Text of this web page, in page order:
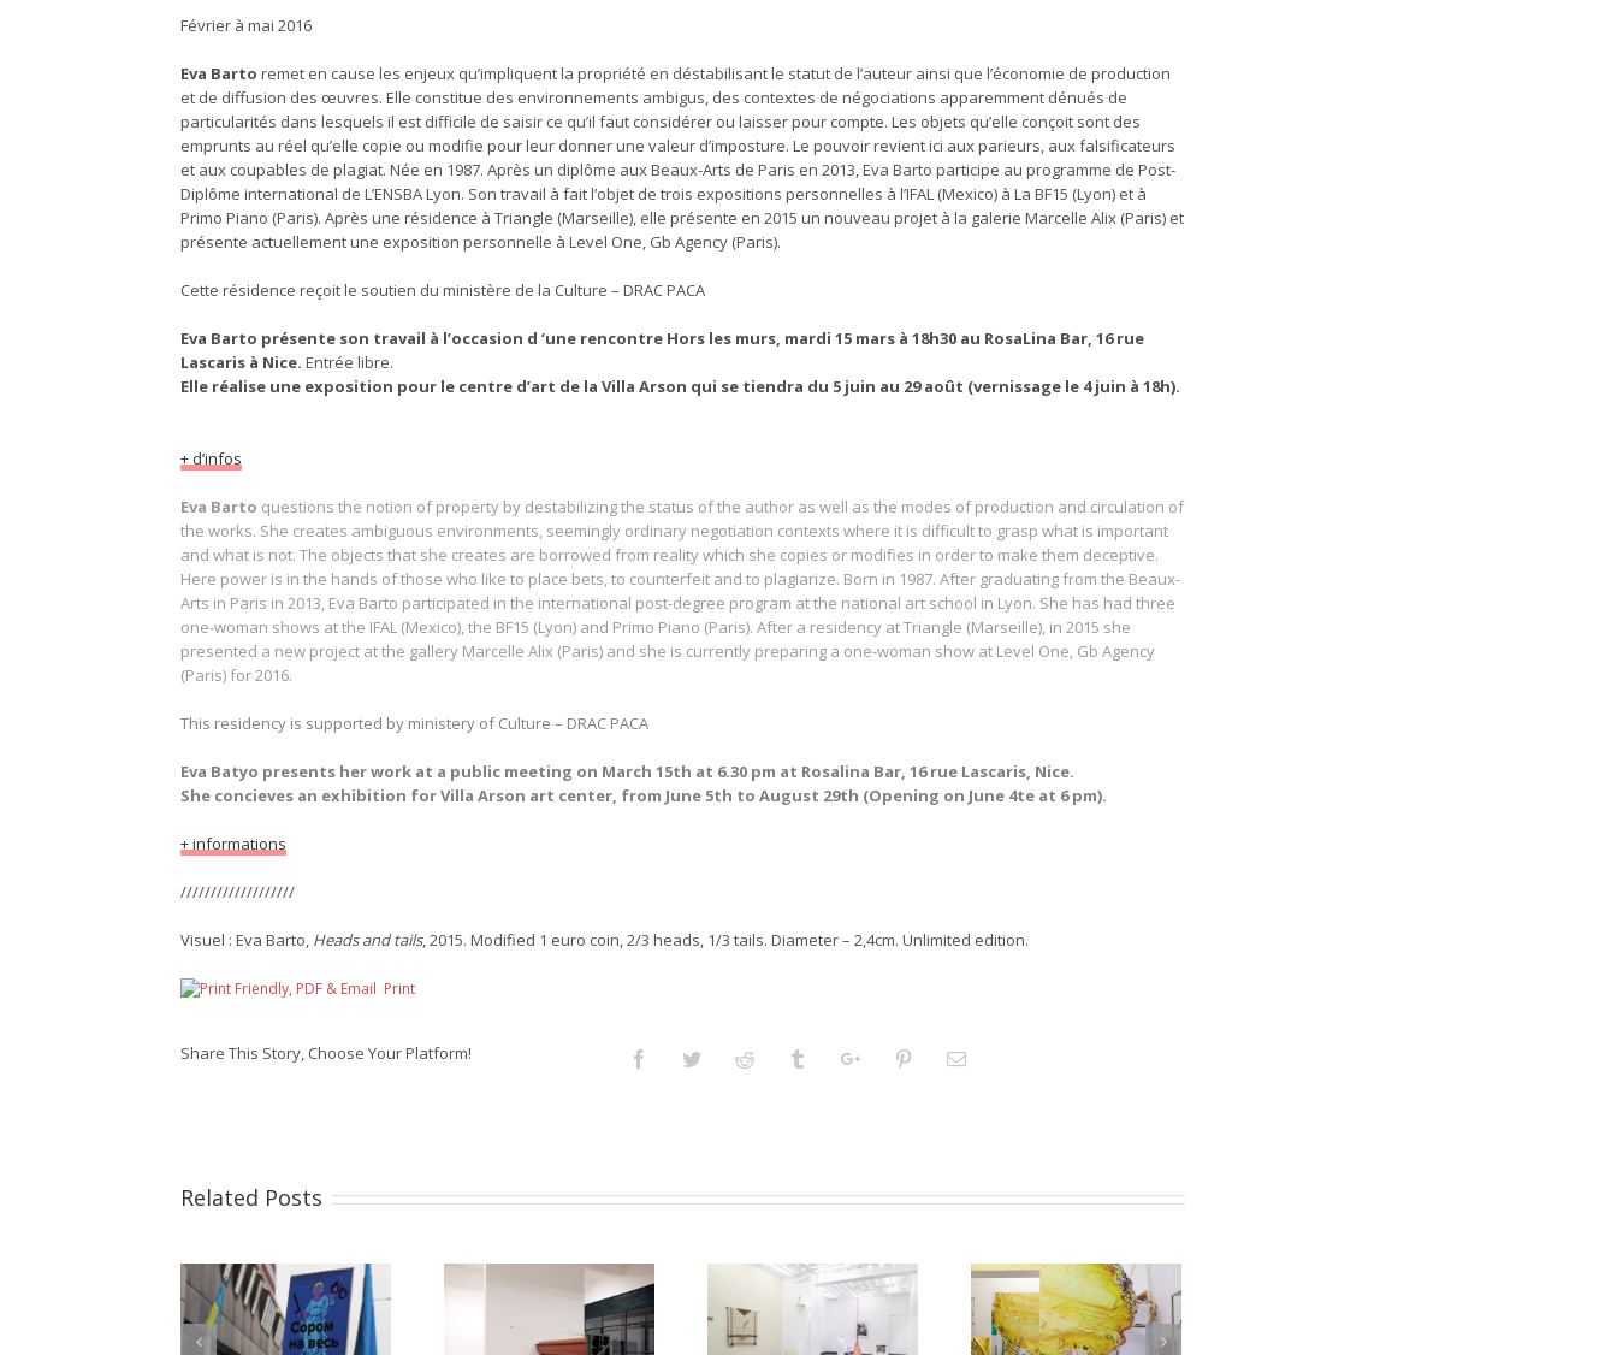
Février à mai 2016
Eva Barto remet en cause les enjeux qu’impliquent la propriété en déstabilisant le statut de l’auteur ainsi que l’économie de production
et de diffusion des œuvres. Elle constitue des environnements ambigus, des contextes de négociations apparemment dénués de
particularités dans lesquels il est difficile de saisir ce qu’il faut considérer ou laisser pour compte. Les objets qu’elle conçoit sont des
emprunts au réel qu’elle copie ou modifie pour leur donner une valeur d’imposture. Le pouvoir revient ici aux parieurs, aux falsificateurs
et aux coupables de plagiat. Née en 1987. Après un diplôme aux Beaux-Arts de Paris en 2013, Eva Barto participe au programme de Post-
Diplôme international de L’ENSBA Lyon. Son travail à fait l’objet de trois expositions personnelles à l’IFAL (Mexico) à La BF15 (Lyon) et à
Primo Piano (Paris). Après une résidence à Triangle (Marseille), elle présente en 2015 un nouveau projet à la galerie Marcelle Alix (Paris) et
présente actuellement une exposition personnelle à Level One, Gb Agency (Paris).
Cette résidence reçoit le soutien du ministère de la Culture – DRAC PACA
Eva Barto présente son travail à l’occasion d ‘une rencontre Hors les murs, mardi 15 mars à 18h30 au RosaLina Bar, 16 rue
Lascaris à Nice. Entrée libre.
Elle réalise une exposition pour le centre d’art de la Villa Arson qui se tiendra du 5 juin au 29 août (vernissage le 4 juin à 18h).
+ d’infos
Eva Barto questions the notion of property by destabilizing the status of the author as well as the modes of production and circulation of
the works. She creates ambiguous environments, seemingly ordinary negotiation contexts where it is difficult to grasp what is important
and what is not. The objects that she creates are borrowed from reality which she copies or modifies in order to make them deceptive.
Here power is in the hands of those who like to place bets, to counterfeit and to plagiarize. Born in 1987. After graduating from the Beaux-
Arts in Paris in 2013, Eva Barto participated in the international post-degree program at the national art school in Lyon. She has had three
one-woman shows at the IFAL (Mexico), the BF15 (Lyon) and Primo Piano (Paris). After a residency at Triangle (Marseille), in 2015 she
presented a new project at the gallery Marcelle Alix (Paris) and she is currently preparing a one-woman show at Level One, Gb Agency
(Paris) for 2016.
This residency is supported by ministery of Culture – DRAC PACA
Eva Batyo presents her work at a public meeting on March 15th at 6.30 pm at Rosalina Bar, 16 rue Lascaris, Nice.
She concieves an exhibition for Villa Arson art center, from June 5th to August 29th (Opening on June 4te at 6 pm).
+ informations
///////////////////
Visuel : Eva Barto, Heads and tails, 2015. Modified 1 euro coin, 2/3 heads, 1/3 tails. Diameter – 2,4cm. Unlimited edition.
Print
Share This Story, Choose Your Platform! FacebookTwitterReddit TumblrGoogleplusPinterestEmail
Related Posts